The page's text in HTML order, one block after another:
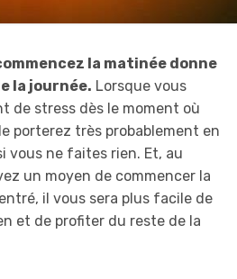
la matinée donne
la journée. Lorsque vous
de stress dès le moment où
porterez très probablement en
vous ne faites rien. Et, au
un moyen de commencer la
il vous sera plus facile de
et de profiter du reste de la